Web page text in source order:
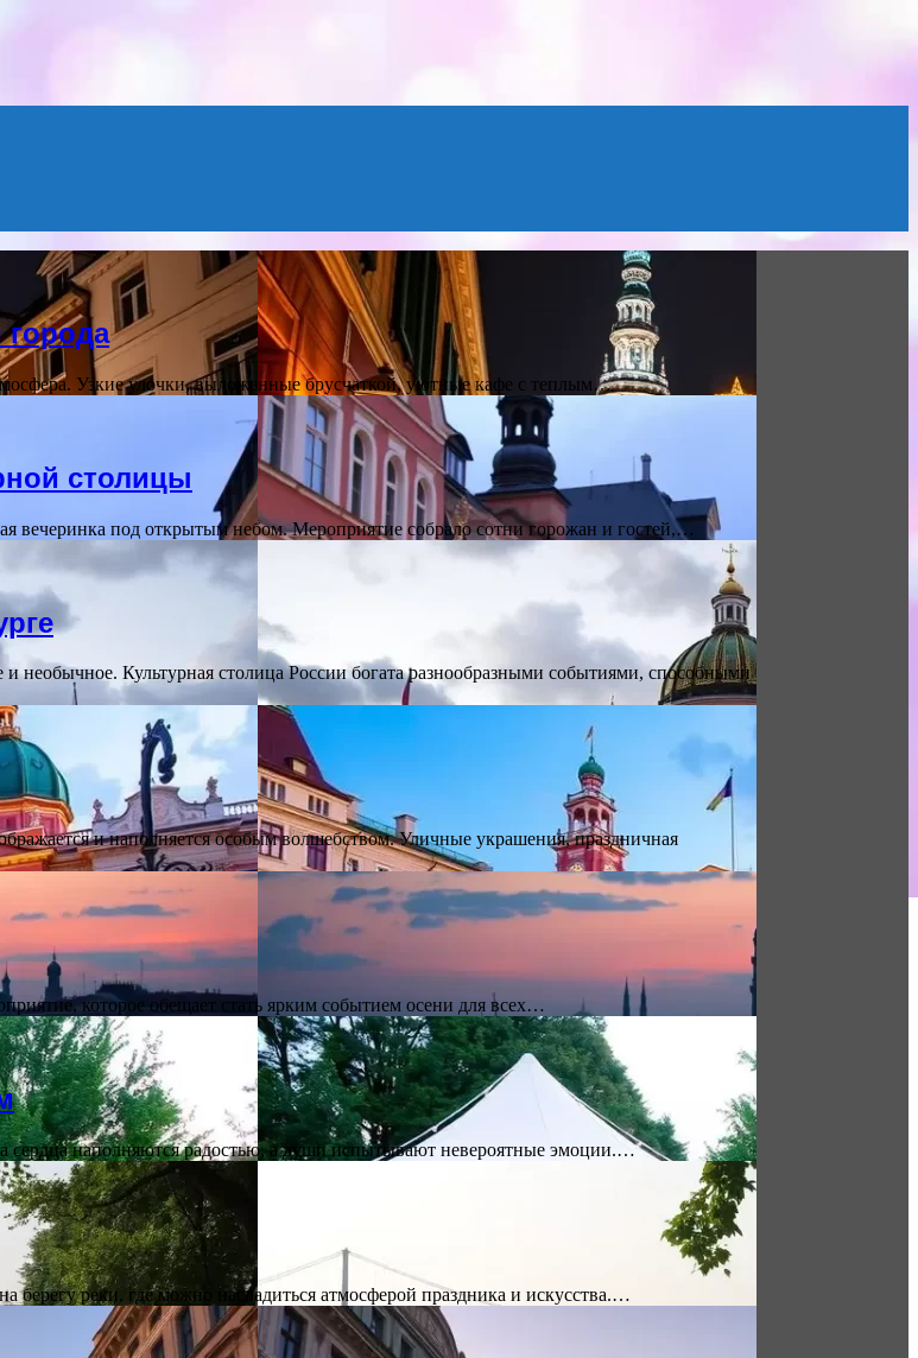
Узкие улочки, выложенные брусчаткой, уютные кафе с теплым…
столицы
под открытым небом. Мероприятие собрало сотни горожан и гостей,…
необычное. Культурная столица России богата разнообразными событиями, способными
и наполняется особым волшебством. Уличные украшения, праздничная
которое обещает стать ярким событием осени для всех…
сердца наполняются радостью, а души испытывают невероятные эмоции.…
берегу реки, где можно насладиться атмосферой праздника и искусства.…